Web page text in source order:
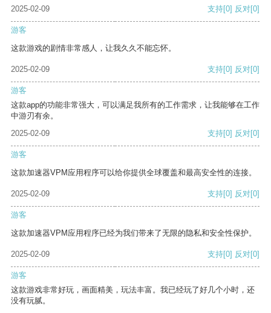
2025-02-09 支持[0] 反对[0]
游客
这款游戏的剧情非常感人，让我久久不能忘怀。
2025-02-09 支持[0] 反对[0]
游客
这款app的功能非常强大，可以满足我所有的工作需求，让我能够在工作
中游刃有余。
2025-02-09
支持[0] 反对[0]
游客
这款加速器VPM应用程序可以给你提供全球覆盖和最高安全性的连接。
2025-02-09 支持[0] 反对[0]
游客
这款加速器VPM应用程序已经为我们带来了无限的隐私和安全性保护。
2025-02-09 支持[0] 反对[0]
游客
这款游戏非常好玩，画面精美，玩法丰富。我已经玩了好几个小时，还
没有玩腻。